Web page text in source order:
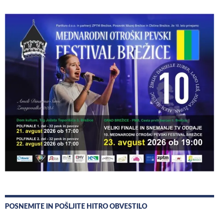
POSNEMITE IN POŠLJITE HITRO OBVESTILO